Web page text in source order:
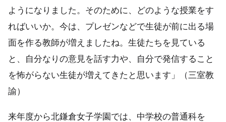
ようになりました。そのために、どのような授業をす
ればいいか。今は、プレゼンなどで生徒が前に出る場
面を作る教師が増えましたね。生徒たちを見ている
と、自分なりの意見を話す力や、自分で発信すること
を怖がらない生徒が増えてきたと思います」（三室教
諭）
来年度から北鎌倉女子学園では、中学校の普通科を